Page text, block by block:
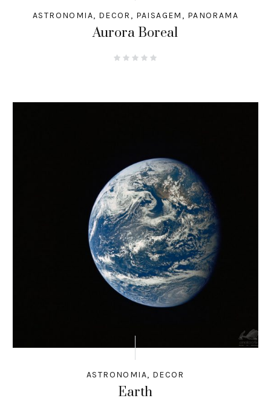
ASTRONOMIA, DECOR , PAISAGEM , PANORAMA
Aurora Boreal
ASTRONOMIA, DECOR
Earth